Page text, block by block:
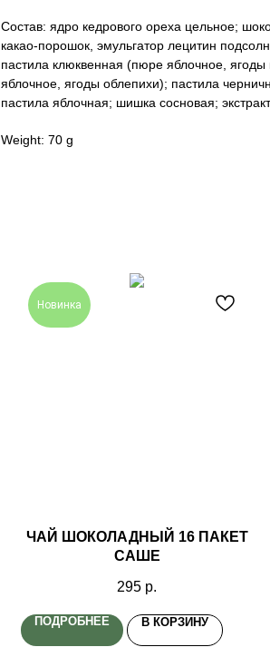
Состав: ядро кедрового ореха цельное;
какао-порошок, эмульгатор лецитин
пастила клюквенная (пюре яблочное,
яблочное, ягоды облепихи); пастила
пастила яблочная; шишка сосновая;
Weight: 70 g
Новинка
ЧАЙ ШОКОЛАДНЫЙ 16 ПАКЕТ
САШЕ
295 р.
ПОДРОБНЕЕ В КОРЗИНУ